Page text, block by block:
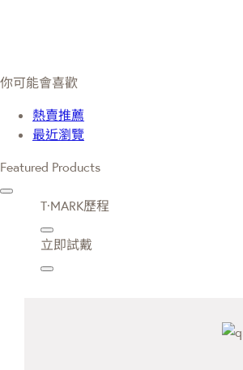
你可能會喜歡
熱賣推薦
最近瀏覽
Featured Products
T·MARK歷程
立即試戴